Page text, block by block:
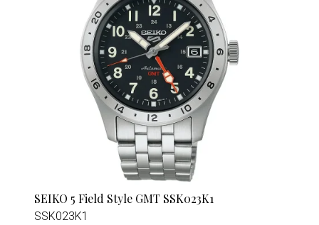
SEIKO 5 Field Style GMT SSK023K1
SSK023K1